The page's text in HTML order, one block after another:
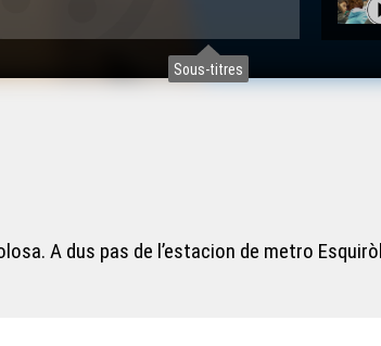
Sous-titres
A dus pas de l’estacion de metro